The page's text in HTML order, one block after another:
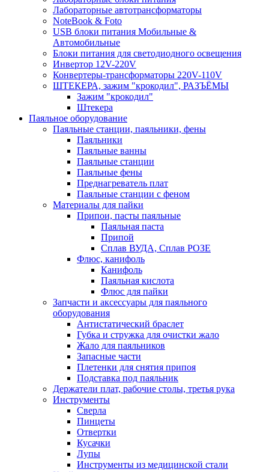
Лабораторные автотрансформаторы
NoteBook & Foto
USB блоки питания Мобильные &
Автомобильные
Блоки питания для светодиодного освещения
Инвертор 12V-220V
Конвертеры-трансформаторы 220V-110V
ШТЕКЕРА, зажим "крокодил", РАЗЪЁМЫ
Зажим "крокодил"
Штекера
Паяльное оборудование
Паяльные станции, паяльники, фены
Паяльники
Паяльные ванны
Паяльные станции
Паяльные фены
Преднагреватель плат
Паяльные станции с феном
Материалы для пайки
Припои, пасты паяльные
Паяльная паста
Припой
Сплав ВУДА, Сплав РОЗЕ
Флюс, канифоль
Канифоль
Паяльная кислота
Флюс для пайки
Запчасти и аксессуары для паяльного
оборудования
Антистатический браслет
Губка и стружка для очистки жало
Жало для паяльников
Запасные части
Плетенки для снятия припоя
Подставка под паяльник
Держатели плат, рабочие столы, третья рука
Инструменты
Сверла
Пинцеты
Отвертки
Кусачки
Лупы
Инструменты из медицинской стали